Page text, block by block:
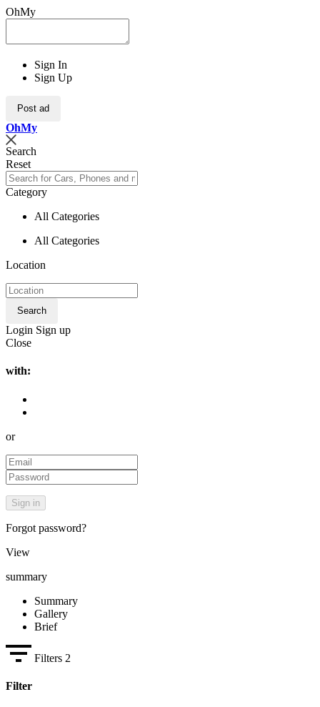
OhMy
Sign In
Sign Up
Post ad
OhMy
Search
Reset
Category
All Categories
All Categories
Location
Search
Login Sign up
Close
with:
or
Forgot password?
View
summary
Summary
Gallery
Brief
Filters 2
Filter